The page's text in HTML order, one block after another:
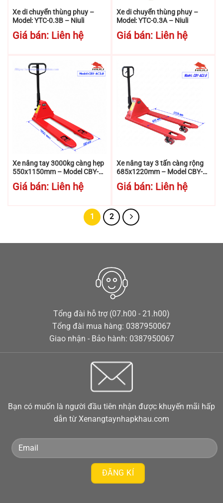
Xe di chuyển thùng phuy –
Model: YTC-0.3B – Niuli
Giá bán: Liên hệ
Xe di chuyển thùng phuy –
Model: YTC-0.3A – Niuli
Giá bán: Liên hệ
Xe nâng tay 3000kg càng hẹp
550x1150mm – Model CBY-
AC3.0 – Niuli
Giá bán: Liên hệ
Xe nâng tay 3 tấn càng rộng
685x1220mm – Model CBY-
AC3.0 – Niuli
Giá bán: Liên hệ
1 2
Tổng đài hỗ trợ (07.h00 - 21.h00)
Tổng đài mua hàng: 0387950067
Giao nhận - Bảo hành: 0387950067
Bạn có muốn là người đầu tiên nhận được khuyến mãi hấp
dẫn từ Xenangtaynhapkhau.com